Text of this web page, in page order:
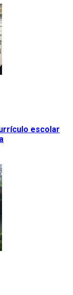
escolar